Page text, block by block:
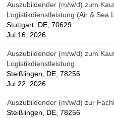
Auszubildender (m/w/d) zum
Logistikdienstleistung (Air & Sea
Stuttgart, DE, 70629
Jul 16, 2026
Auszubildender (m/w/d) zum
Logistikdienstleistung
Steißlingen, DE, 78256
Jul 22, 2026
Auszubildender (m/w/d) zur
Steißlingen, DE, 78256